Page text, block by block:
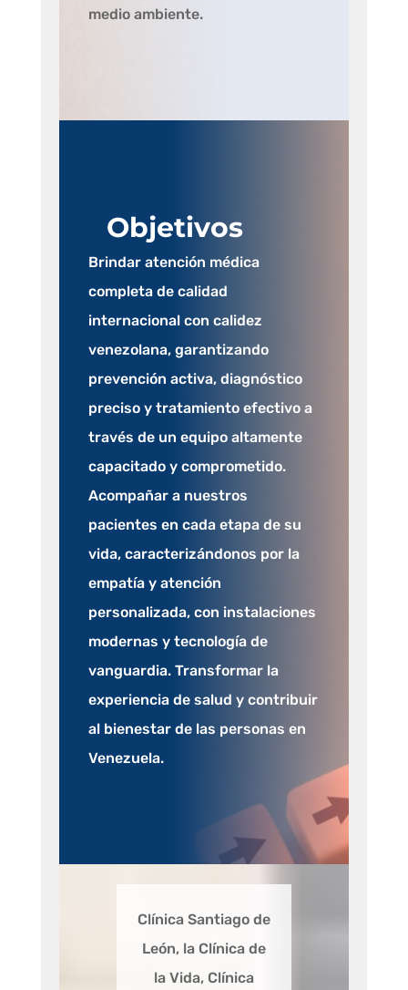
medio ambiente.
Objetivos
Brindar atención médica
completa de calidad
internacional con calidez
venezolana, garantizando
prevención activa, diagnóstico
preciso y tratamiento efectivo a
través de un equipo altamente
capacitado y comprometido.
Acompañar a nuestros
pacientes en cada etapa de su
vida, caracterizándonos por la
empatía y atención
personalizada, con instalaciones
modernas y tecnología de
vanguardia. Transformar la
experiencia de salud y contribuir
al bienestar de las personas en
Venezuela.
Clínica Santiago de
León, la Clínica de
la Vida, Clínica